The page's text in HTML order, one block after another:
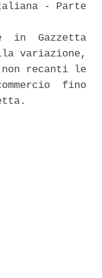
- Parte
in  Gazzetta
variazione,
recanti le
fino